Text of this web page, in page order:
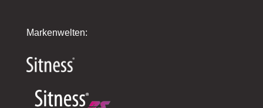
Markenwelten: